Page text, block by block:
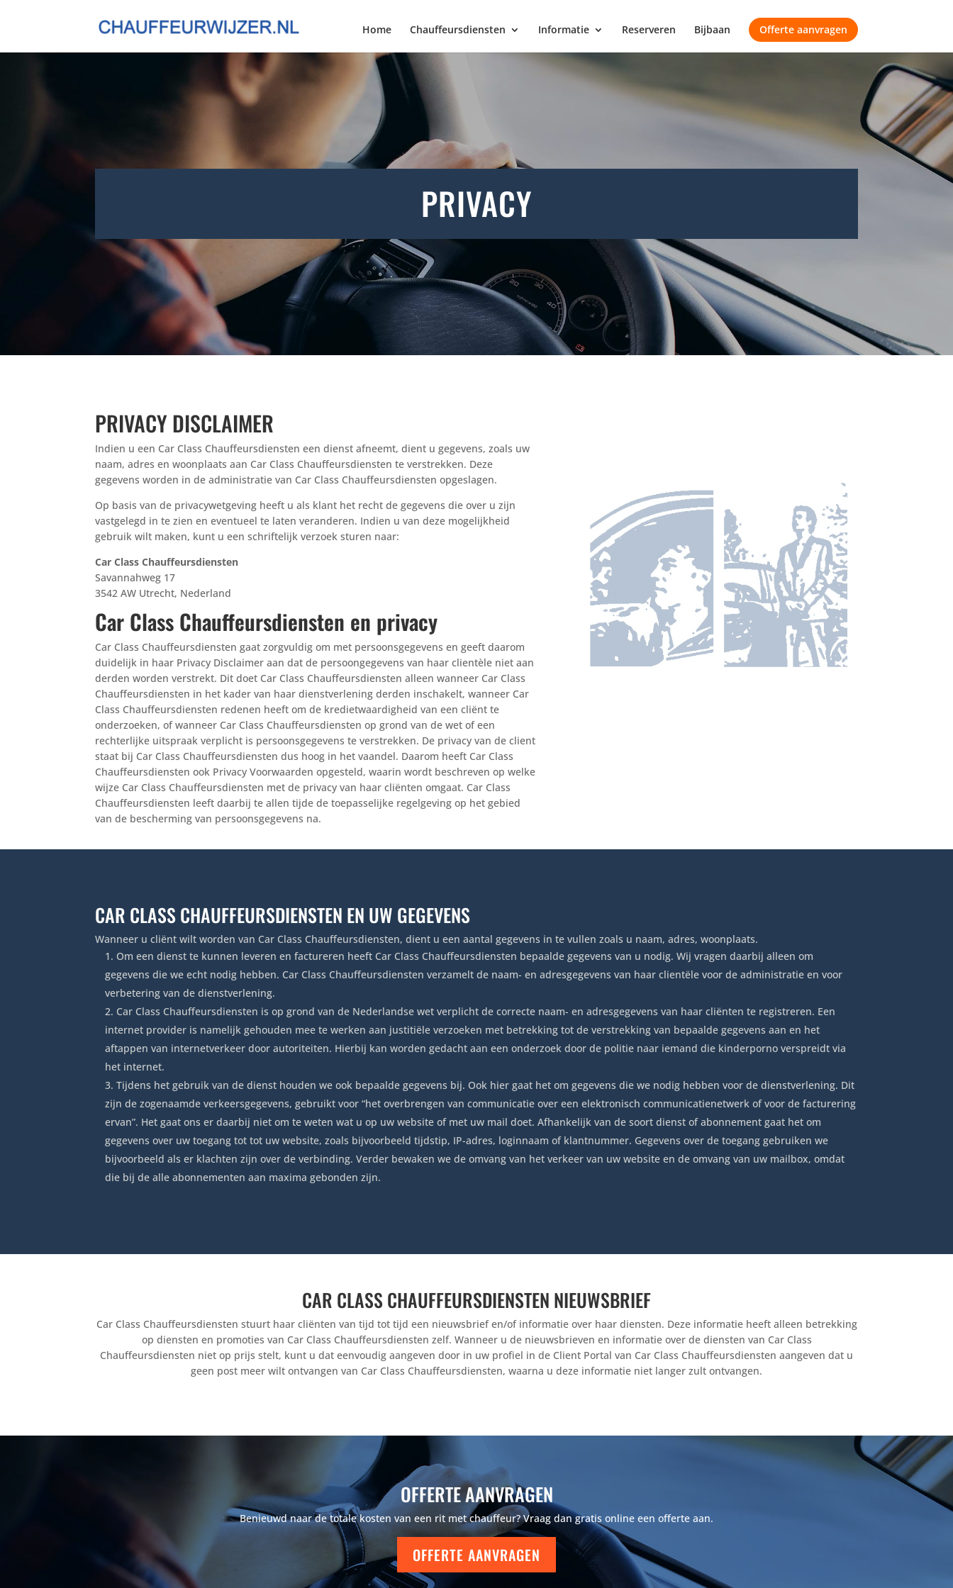
Home Chauffeursdiensten Informatie Reserveren Bijbaan Offerte aanvragen
PRIVACY
PRIVACY DISCLAIMER
Indien u een Car Class Chauffeursdiensten een dienst afneemt, dient u gegevens, zoals uw
naam, adres en woonplaats aan Car Class Chauffeursdiensten te verstrekken. Deze
gegevens worden in de administratie van Car Class Chauffeursdiensten opgeslagen.
Op basis van de privacywetgeving heeft u als klant het recht de gegevens die over u zijn
vastgelegd in te zien en eventueel te laten veranderen. Indien u van deze mogelijkheid
gebruik wilt maken, kunt u een schriftelijk verzoek sturen naar:
Car Class Chauffeursdiensten
Savannahweg 17
3542 AW Utrecht, Nederland
Car Class Chauffeursdiensten en privacy
Car Class Chauffeursdiensten gaat zorgvuldig om met persoonsgegevens en geeft daarom
duidelijk in haar Privacy Disclaimer aan dat de persoongegevens van haar clientèle niet aan
derden worden verstrekt. Dit doet Car Class Chauffeursdiensten alleen wanneer Car Class
Chauffeursdiensten in het kader van haar dienstverlening derden inschakelt, wanneer Car
Class Chauffeursdiensten redenen heeft om de kredietwaardigheid van een cliënt te
onderzoeken, of wanneer Car Class Chauffeursdiensten op grond van de wet of een
rechterlijke uitspraak verplicht is persoonsgegevens te verstrekken. De privacy van de client
staat bij Car Class Chauffeursdiensten dus hoog in het vaandel. Daarom heeft Car Class
Chauffeursdiensten ook Privacy Voorwaarden opgesteld, waarin wordt beschreven op welke
wijze Car Class Chauffeursdiensten met de privacy van haar cliënten omgaat. Car Class
Chauffeursdiensten leeft daarbij te allen tijde de toepasselijke regelgeving op het gebied
van de bescherming van persoonsgegevens na.
CAR CLASS CHAUFFEURSDIENSTEN EN UW GEGEVENS
Wanneer u cliënt wilt worden van Car Class Chauffeursdiensten, dient u een aantal gegevens in te vullen zoals u naam, adres, woonplaats.
Om een dienst te kunnen leveren en factureren heeft Car Class Chauffeursdiensten bepaalde gegevens van u nodig. Wij vragen daarbij alleen om
gegevens die we echt nodig hebben. Car Class Chauffeursdiensten verzamelt de naam- en adresgegevens van haar clientële voor de administratie en voor
verbetering van de dienstverlening.
Car Class Chauffeursdiensten is op grond van de Nederlandse wet verplicht de correcte naam- en adresgegevens van haar cliënten te registreren. Een
internet provider is namelijk gehouden mee te werken aan justitiële verzoeken met betrekking tot de verstrekking van bepaalde gegevens aan en het
aftappen van internetverkeer door autoriteiten. Hierbij kan worden gedacht aan een onderzoek door de politie naar iemand die kinderporno verspreidt via
het internet.
Tijdens het gebruik van de dienst houden we ook bepaalde gegevens bij. Ook hier gaat het om gegevens die we nodig hebben voor de dienstverlening. Dit
zijn de zogenaamde verkeersgegevens, gebruikt voor “het overbrengen van communicatie over een elektronisch communicatienetwerk of voor de facturering
ervan”. Het gaat ons er daarbij niet om te weten wat u op uw website of met uw mail doet. Afhankelijk van de soort dienst of abonnement gaat het om
gegevens over uw toegang tot tot uw website, zoals bijvoorbeeld tijdstip, IP-adres, loginnaam of klantnummer. Gegevens over de toegang gebruiken we
bijvoorbeeld als er klachten zijn over de verbinding. Verder bewaken we de omvang van het verkeer van uw website en de omvang van uw mailbox, omdat
die bij de alle abonnementen aan maxima gebonden zijn.
CAR CLASS CHAUFFEURSDIENSTEN NIEUWSBRIEF
Car Class Chauffeursdiensten stuurt haar cliënten van tijd tot tijd een nieuwsbrief en/of informatie over haar diensten. Deze informatie heeft alleen betrekking
op diensten en promoties van Car Class Chauffeursdiensten zelf. Wanneer u de nieuwsbrieven en informatie over de diensten van Car Class
Chauffeursdiensten niet op prijs stelt, kunt u dat eenvoudig aangeven door in uw profiel in de Client Portal van Car Class Chauffeursdiensten aangeven dat u
geen post meer wilt ontvangen van Car Class Chauffeursdiensten, waarna u deze informatie niet langer zult ontvangen.
OFFERTE AANVRAGEN
Benieuwd naar de totale kosten van een rit met chauffeur? Vraag dan gratis online een offerte aan.
OFFERTE AANVRAGEN